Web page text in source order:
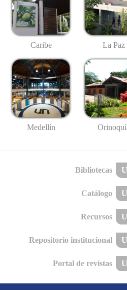
Caribe La Paz
Medellín
Bibliotecas
Catálogo
Recursos
Repositorio institucional
Portal de revistas